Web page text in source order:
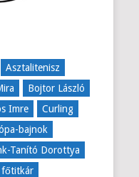
Asztalitenisz
Bojtor László
Imre
Curling
bajnok
Tanító Dorottya
főtitkár